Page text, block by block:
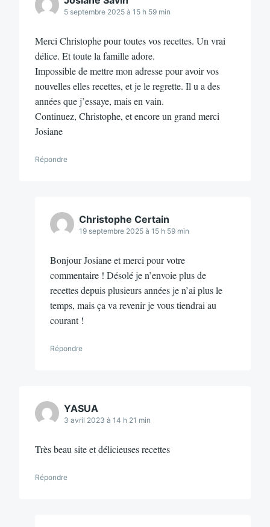
5 septembre 2025 à 15 h 59 min
Merci Christophe pour toutes vos recettes. Un vrai
délice. Et toute la famille adore.
Impossible de mettre mon adresse pour avoir vos
nouvelles elles recettes, et je le regrette. Il u a des
années que j’essaye, mais en vain.
Continuez, Christophe, et encore un grand merci
Josiane
Répondre
Christophe Certain
19 septembre 2025 à 15 h 59 min
Bonjour Josiane et merci pour votre
commentaire ! Désolé je n’envoie plus de
recettes depuis plusieurs années je n’ai plus le
temps, mais ça va revenir je vous tiendrai au
courant !
Répondre
YASUA
3 avril 2023 à 14 h 21 min
Très beau site et délicieuses recettes
Répondre